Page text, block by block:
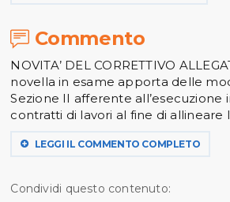
Commento
NOVITA’ DEL CORRETTIVO
novella in esame apporta delle
Sezione II afferente all’esecuzione
contratti di lavori al fine di allineare
LEGGI IL COMMENTO COMPLETO
Condividi questo contenuto: